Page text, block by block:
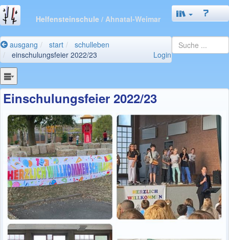
Helfensteinschule / Ahnatal-Weimar
ausgang start
schulleben
einschulungsfeier 2022/23
Login
Einschulungsfeier 2022/23